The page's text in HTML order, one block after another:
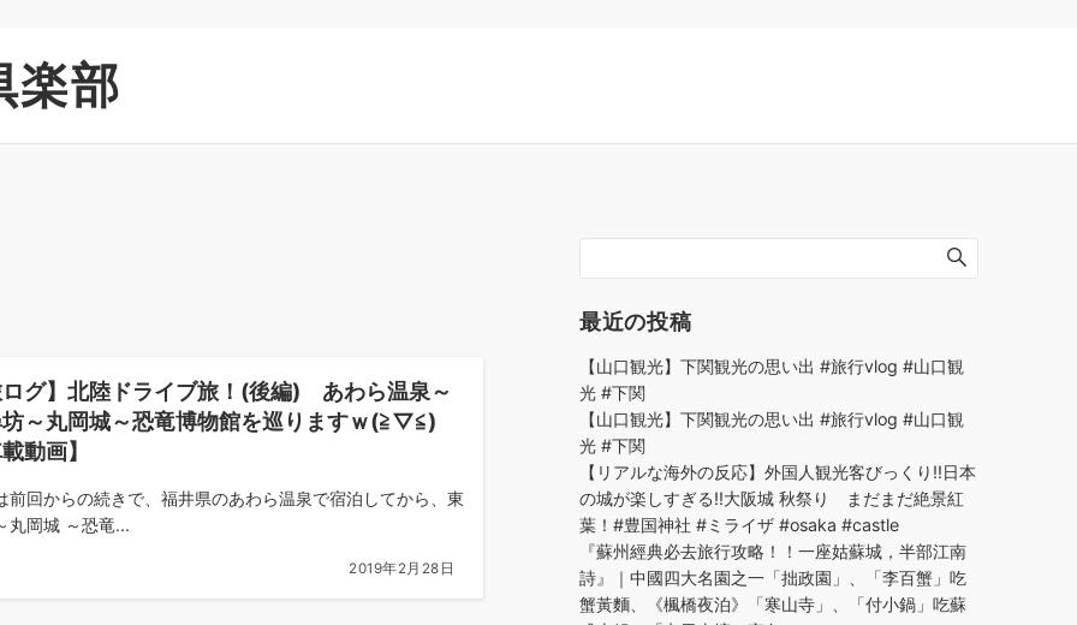
楽部
グ】北陸ドライブ旅！(後編) あわら温泉～
～丸岡城～恐竜博物館を巡りますｗ(≧▽≦)
動画】
前回からの続きで、福井県のあわら温泉で宿泊してから、東
丸岡城 ～恐竜...
2019年2月28日
最近の投稿
【山口観光】下関観光の思い出 #旅行vlog #山口観
光 #下関
【山口観光】下関観光の思い出 #旅行vlog #山口観
光 #下関
【リアルな海外の反応】外国人観光客びっくり!!日本
の城が楽しすぎる!!大阪城 秋祭り まだまだ絶景紅
葉！#豊国神社 #ミライザ #osaka #castle
『蘇州經典必去旅行攻略！！一座姑蘇城，半部江南
詩』｜中國四大名園之一「拙政園」、「李百蟹」吃
蟹黃麵、《楓橋夜泊》「寒山寺」、「付小鍋」吃蘇